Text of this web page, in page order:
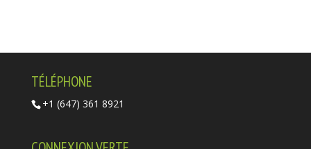
TÉLÉPHONE
+1 (647) 361 8921